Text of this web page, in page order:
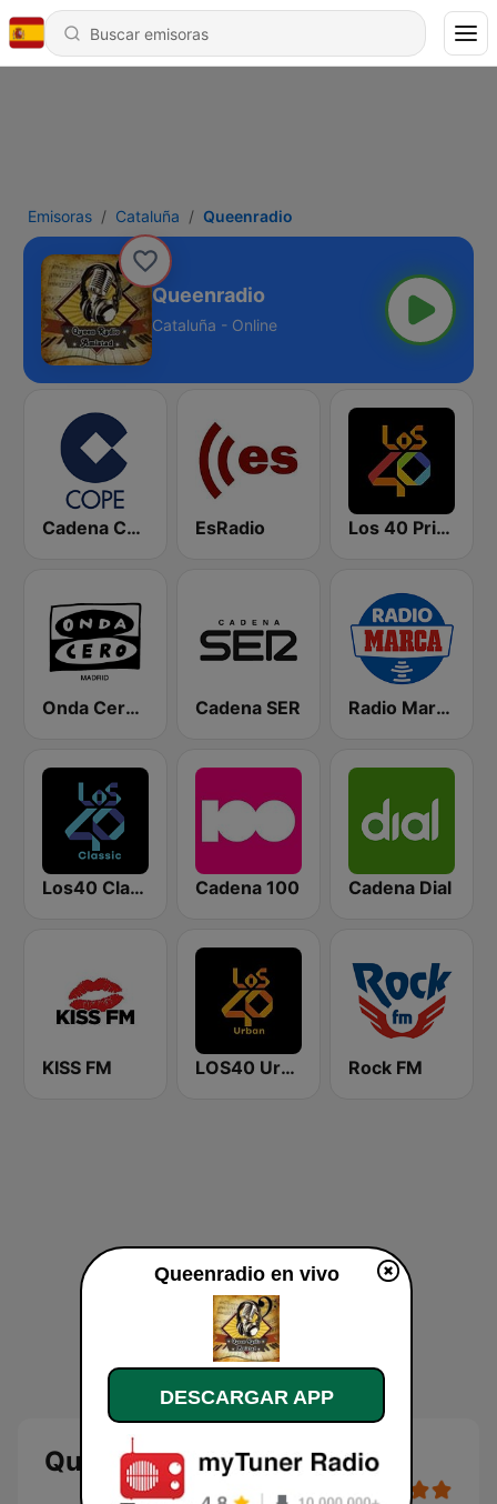
Emisoras Cataluña Queenradio
Queenradio
Cataluña - Online
Cadena COPE EsRadio Los 40 Principales
Onda Cero Madrid Cadena SER Radio Marca Nacional
Los40 Classic Cadena 100 Cadena Dial
KISS FM LOS40 Urban Rock FM
Queenradio en directo
Queenradio en vivo
DESCARGAR APP